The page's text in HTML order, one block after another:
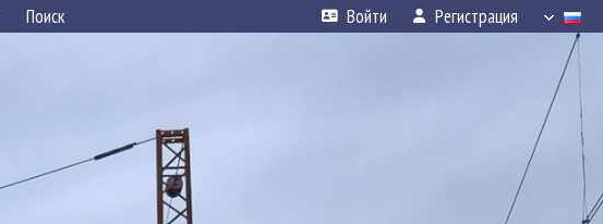
Поиск Войти Регистрация